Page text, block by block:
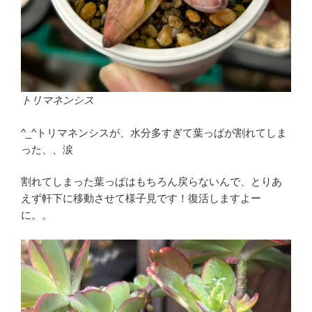
トリマネンシス
^_^トリマネンシスが、水分多すぎて葉っぱが割れてしま
った、、涙
割れてしまった葉っぱはもちろん戻らないんで、とりあ
えず軒下に移動させて様子見です！復活しますよー
に。。